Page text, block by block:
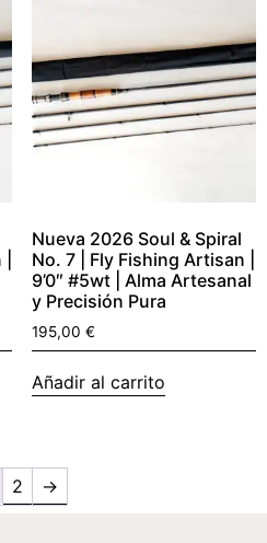
Nueva 2026 Soul & Spiral
No. 7 | Fly Fishing Artisan |
9’0″ #5wt | Alma Artesanal
y Precisión Pura
195,00 €
Añadir al carrito
2 →